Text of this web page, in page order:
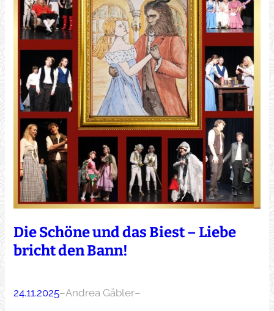
Die Schöne und das Biest – Liebe
bricht den Bann!
24.11.2025–Andrea Gäbler–